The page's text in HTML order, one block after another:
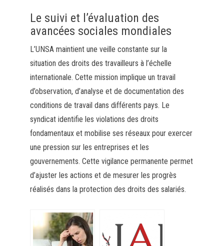
Le suivi et l’évaluation des
avancées sociales mondiales
L’UNSA maintient une veille constante sur la
situation des droits des travailleurs à l’échelle
internationale. Cette mission implique un travail
d’observation, d’analyse et de documentation des
conditions de travail dans différents pays. Le
syndicat identifie les violations des droits
fondamentaux et mobilise ses réseaux pour exercer
une pression sur les entreprises et les
gouvernements. Cette vigilance permanente permet
d’ajuster les actions et de mesurer les progrès
réalisés dans la protection des droits des salariés.